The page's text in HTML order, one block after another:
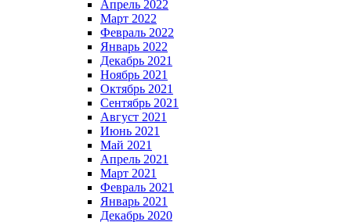
Апрель 2022
Март 2022
Февраль 2022
Январь 2022
Декабрь 2021
Ноябрь 2021
Октябрь 2021
Сентябрь 2021
Август 2021
Июнь 2021
Май 2021
Апрель 2021
Март 2021
Февраль 2021
Январь 2021
Декабрь 2020